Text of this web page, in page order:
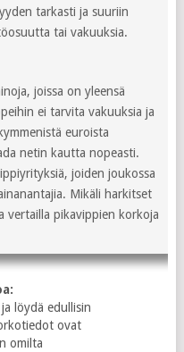
tarkasti ja suuriin
tai vakuuksia.
joissa on yleensä
ei tarvita vakuuksia ja
euroista
netin kautta nopeasti.
joiden joukossa
Mikäli harkitset
vertailla pikavippien korkoja
löydä edullisin
ovat
omilta